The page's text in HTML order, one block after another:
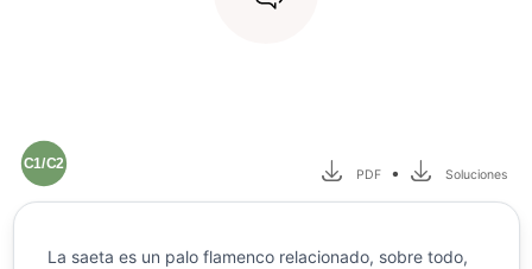
C1/C2
PDF • Soluciones
La saeta es un palo flamenco relacionado, sobre todo,